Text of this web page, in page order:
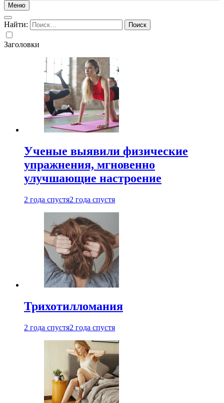
Меню
Найти:
Заголовки
Ученые выявили физические
упражнения, мгновенно
улучшающие настроение
2 года спустя2 года спустя
Трихотилломания
2 года спустя2 года спустя